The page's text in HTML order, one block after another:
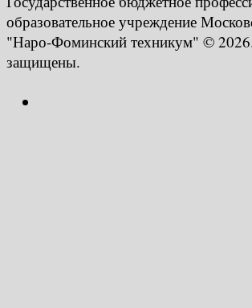
образовательное учреждение
"Наро-Фоминский техникум" ©
защищены.